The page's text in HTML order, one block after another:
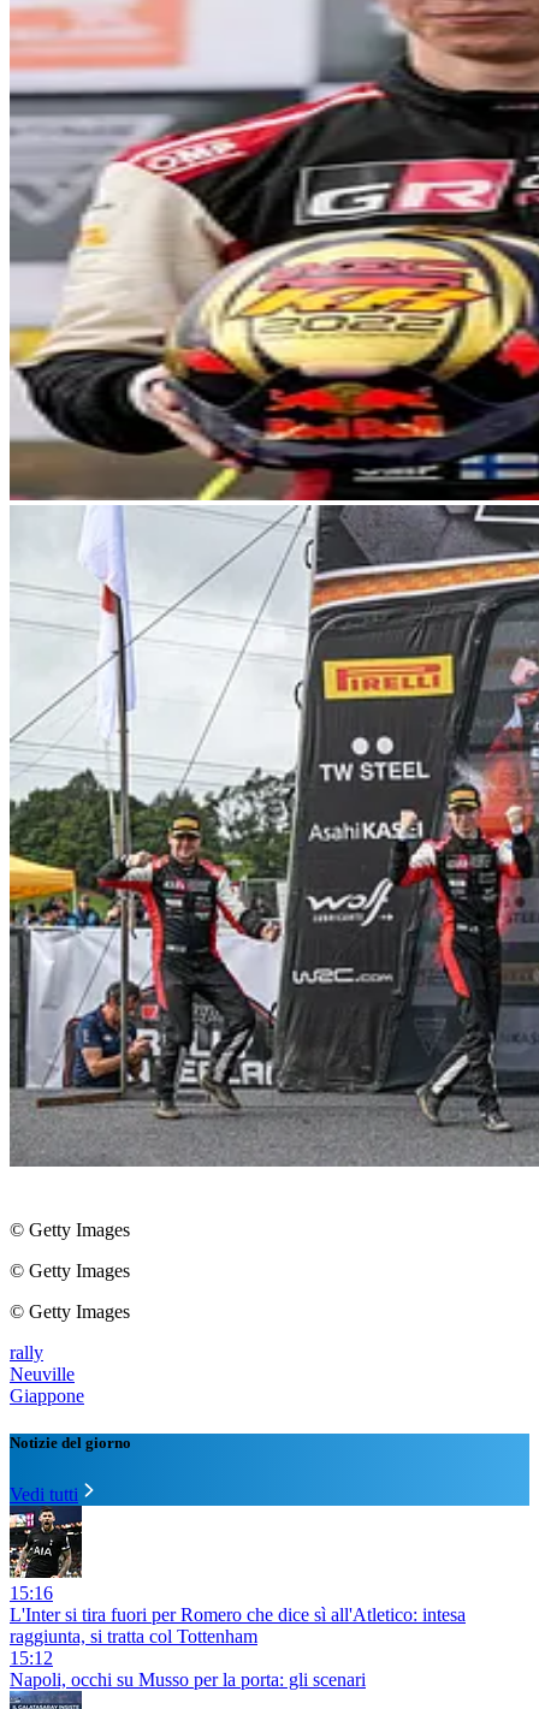
© Getty Images
© Getty Images
© Getty Images
rally
Neuville
Giappone
Notizie del giorno
Vedi tutti
15:16
L'Inter si tira fuori per Romero che dice sì all'Atletico: intesa
raggiunta, si tratta col Tottenham
15:12
Napoli, occhi su Musso per la porta: gli scenari